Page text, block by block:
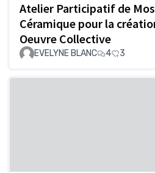
Atelier Participatif de
Céramique pour la
Oeuvre Collective
EVELYNE BLANC 4 3